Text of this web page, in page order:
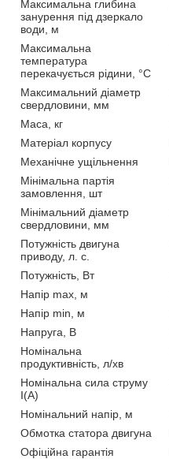
Максимальна глибина
занурення під дзеркало
води, м
Максимальна
температура
перекачується рідини, °C
Максимальний діаметр
свердловини, мм
Маса, кг
Матеріал корпусу
Механічне ущільнення
Мінімальна партія
замовлення, шт
Мінімальний діаметр
свердловини, мм
Потужність двигуна
приводу, л. с.
Потужність, Вт
Напір max, м
Напір min, м
Напруга, В
Номінальна
продуктивність, л/хв
Номінальна сила струму
I(А)
Номінальний напір, м
Обмотка статора двигуна
Офіційна гарантія